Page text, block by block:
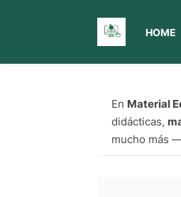
HOME
En Material
didácticas,
mucho más